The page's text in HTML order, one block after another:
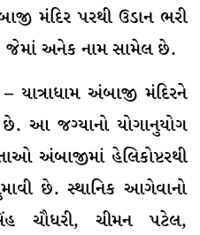
મંદિર પરથી ઉડાન ભરી
જેમાં અનેક નામ સામેલ છે.
યાત્રાધામ અંબાજી મંદિરને
આ જગ્યાનો યોગાનુયોગ
અંબાજીમાં હેલિકોપ્ટરથી
છે. સ્થાનિક આગેવાનો
ચૌધરી, ચીમન પટેલ,